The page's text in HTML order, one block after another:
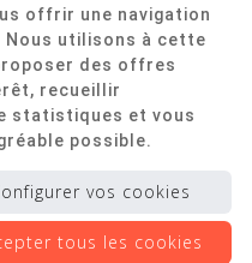
om de gebruikerservaring te
Privacy| Cookies
Voorwaarden
en bescherming van de
voor handelaars, zelfstandigen
offrir une navigation
Nous utilisons à cette
des offres
recueillir
statistiques et vous
possible.
vos cookies
tous les cookies